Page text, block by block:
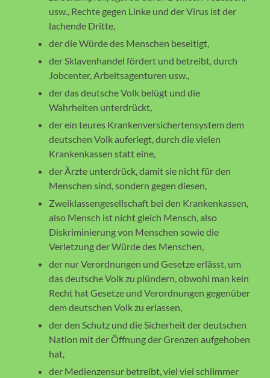
usw., Rechte gegen Linke und der Virus ist der
lachende Dritte,
der die Würde des Menschen beseitigt,
der Sklavenhandel fördert und betreibt, durch
Jobcenter, Arbeitsagenturen usw.,
der das deutsche Volk belügt und die
Wahrheiten unterdrückt,
der ein teures Krankenversichertensystem dem
deutschen Volk auferlegt, durch die vielen
Krankenkassen statt eine,
der Ärzte unterdrück, damit sie nicht für den
Menschen sind, sondern gegen diesen,
Zweiklassengesellschaft bei den Krankenkassen,
also Mensch ist nicht gleich Mensch, also
Diskriminierung von Menschen sowie die
Verletzung der Würde des Menschen,
der nur Verordnungen und Gesetze erlässt, um
das deutsche Volk zu plündern, obwohl man kein
Recht hat Gesetze und Verordnungen gegenüber
dem deutschen Volk zu erlassen,
der den Schutz und die Sicherheit der deutschen
Nation mit der Öffnung der Grenzen aufgehoben
hat,
der Medienzensur betreibt, viel viel schlimmer